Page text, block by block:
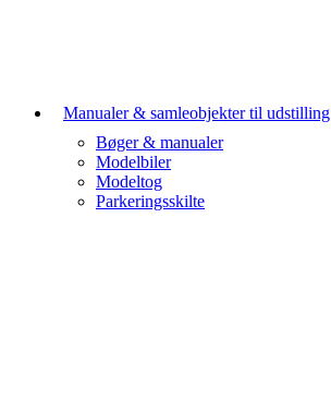
Manualer & samleobjekter til udstilling
Bøger & manualer
Modelbiler
Modeltog
Parkeringsskilte